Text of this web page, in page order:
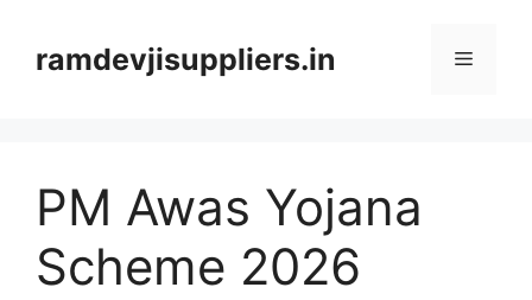
contentramdevjisuppliers.in Menu
PM Awas Yojana
Scheme 2026